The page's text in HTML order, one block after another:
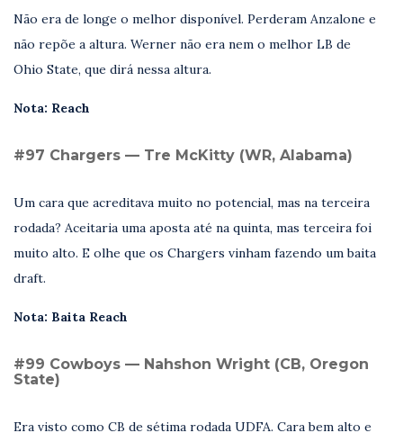
Não era de longe o melhor disponível. Perderam Anzalone e
não repõe a altura. Werner não era nem o melhor LB de
Ohio State, que dirá nessa altura.
Nota: Reach
#97 Chargers — Tre McKitty (WR, Alabama)
Um cara que acreditava muito no potencial, mas na terceira
rodada? Aceitaria uma aposta até na quinta, mas terceira foi
muito alto. E olhe que os Chargers vinham fazendo um baita
draft.
Nota: Baita Reach
#99 Cowboys — Nahshon Wright (CB, Oregon
State)
Era visto como CB de sétima rodada UDFA. Cara bem alto e